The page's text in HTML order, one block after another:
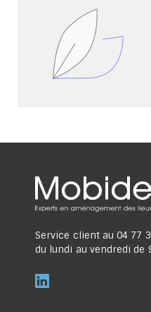
Service client au 04 77
du lundi au vendredi de